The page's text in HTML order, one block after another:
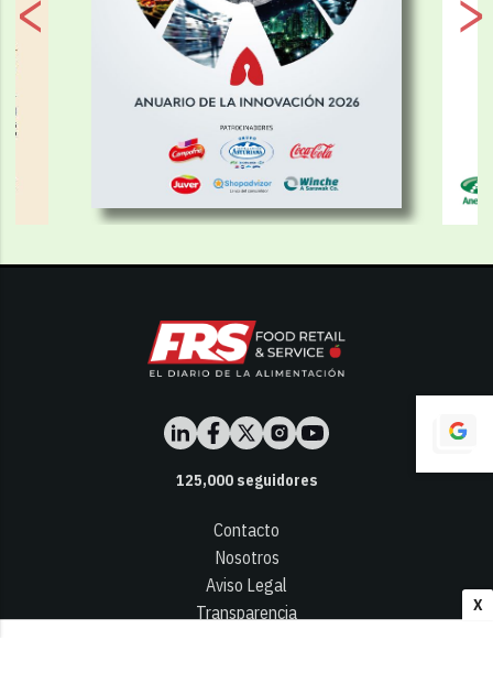
X
125,000seguidores
Contacto
Nosotros
Aviso Legal
Transparencia